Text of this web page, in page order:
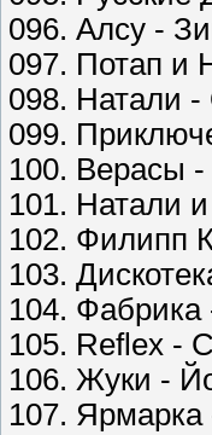
096. Алсу -
097. Потап и
098. Натали
099.
100. Верасы -
101. Натали
102. Филипп
103.
104. Фабрика
105. Reflex -
106. Жуки -
107. Ярмарка